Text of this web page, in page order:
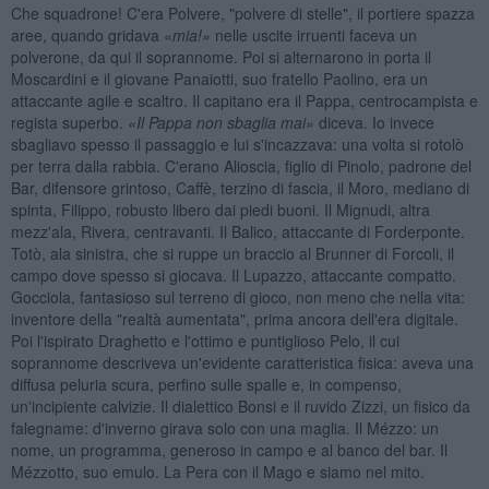
Che squadrone! C'era Polvere, "polvere di stelle", il portiere spazza
aree, quando gridava «mia!» nelle uscite irruenti faceva un
polverone, da qui il soprannome. Poi si alternarono in porta il
Moscardini e il giovane Panaiotti, suo fratello Paolino, era un
attaccante agile e scaltro. Il capitano era il Pappa, centrocampista e
regista superbo. «Il Pappa non sbaglia mai» diceva. Io invece
sbagliavo spesso il passaggio e lui s'incazzava: una volta si rotolò
per terra dalla rabbia. C'erano Alioscia, figlio di Pinolo, padrone del
Bar, difensore grintoso, Caffè, terzino di fascia, il Moro, mediano di
spinta, Filippo, robusto libero dai piedi buoni. Il Mignudi, altra
mezz'ala, Rivera, centravanti. Il Balico, attaccante di Forderponte.
Totò, ala sinistra, che si ruppe un braccio al Brunner di Forcoli, il
campo dove spesso si giocava. Il Lupazzo, attaccante compatto.
Gocciola, fantasioso sul terreno di gioco, non meno che nella vita:
inventore della "realtà aumentata", prima ancora dell'era digitale.
Poi l'ispirato Draghetto e l'ottimo e puntiglioso Pelo, il cui
soprannome descriveva un'evidente caratteristica fisica: aveva una
diffusa peluria scura, perfino sulle spalle e, in compenso,
un'incipiente calvizie. Il dialettico Bonsi e il ruvido Zizzi, un fisico da
falegname: d'inverno girava solo con una maglia. Il Mézzo: un
nome, un programma, generoso in campo e al banco del bar. Il
Mézzotto, suo emulo. La Pera con il Mago e siamo nel mito.